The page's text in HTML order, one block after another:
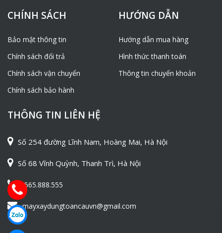
CHÍNH SÁCH
Bảo mật thông tin
Chính sách đổi trả
Chính sách vận chuyển
Chính sách bảo hành
HƯỚNG DẪN
Hướng dẫn mua hàng
Hình thức thanh toán
Thông tin chuyển khoản
THÔNG TIN LIÊN HỆ
Số 254 đường Lĩnh Nam, Hoàng Mai, Hà Nội
Số 68 Vĩnh Quỳnh, Thanh Trì, Hà Nội
0565.888.555
mayxaydungtoancauvn@gmail.com